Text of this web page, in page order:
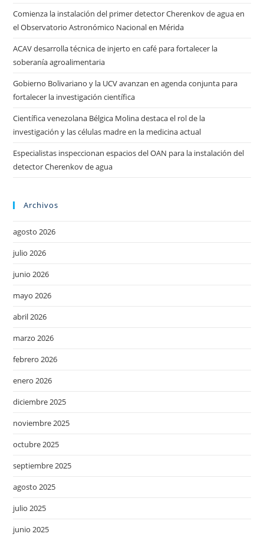
Comienza la instalación del primer detector Cherenkov de agua en
el Observatorio Astronómico Nacional en Mérida
ACAV desarrolla técnica de injerto en café para fortalecer la
soberanía agroalimentaria
Gobierno Bolivariano y la UCV avanzan en agenda conjunta para
fortalecer la investigación científica
Científica venezolana Bélgica Molina destaca el rol de la
investigación y las células madre en la medicina actual
Especialistas inspeccionan espacios del OAN para la instalación del
detector Cherenkov de agua
Archivos
agosto 2026
julio 2026
junio 2026
mayo 2026
abril 2026
marzo 2026
febrero 2026
enero 2026
diciembre 2025
noviembre 2025
octubre 2025
septiembre 2025
agosto 2025
julio 2025
junio 2025